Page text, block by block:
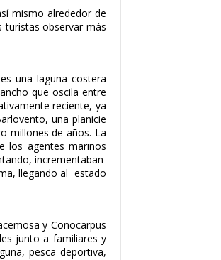
mismo alrededor de
turistas observar más
una laguna costera
que oscila entre
reciente, ya
una planicie
millones de años. La
los agentes marinos
incrementaban
llegando al estado
y Conocarpus
junto a familiares y
pesca deportiva,